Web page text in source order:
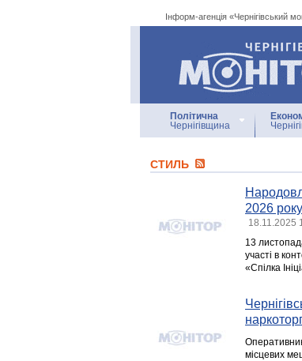
Інформ-агенція «Чернігівський
Інформ-агенція
«Чернігівський
Політична
Чернігівщина
СТИЛЬ
2026
18.11.2025
13
участі в
«Спілка
місцевих